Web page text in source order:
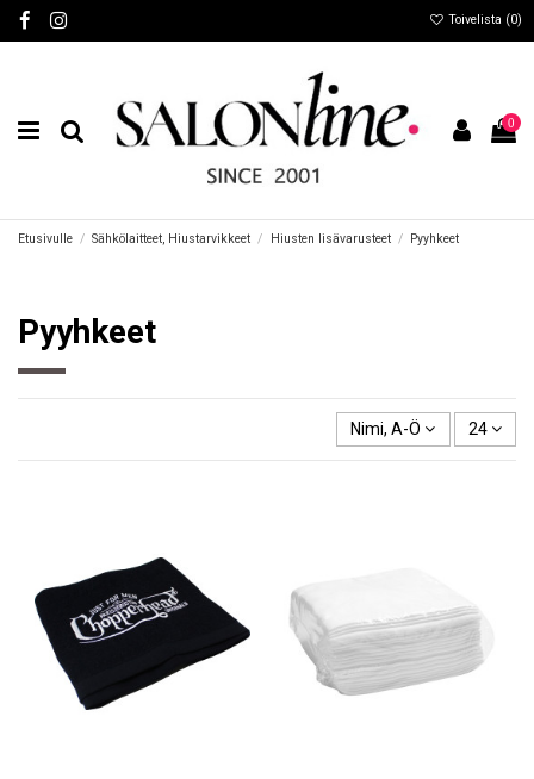
Toivelista (0)
0
Etusivulle Sähkölaitteet, Hiustarvikkeet Hiusten lisävarusteet Pyyhkeet
Pyyhkeet
Nimi, A-Ö 24